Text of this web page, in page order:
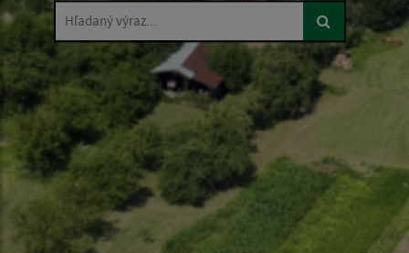
Hľadaný výraz...